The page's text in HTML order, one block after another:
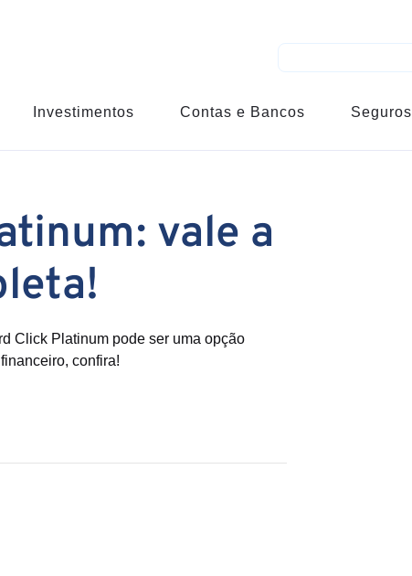
Investimentos Contas e Bancos Seguros
vale a
Click Platinum pode ser uma opção
confira!